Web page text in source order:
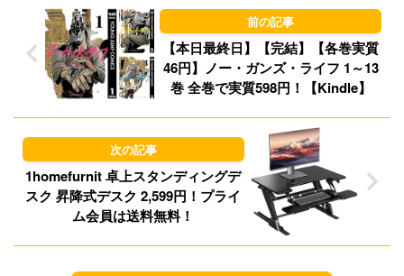
o
n
y
【本日最終日】【完結】【各巻実質
46円】ノー・ガンズ・ライフ 1～13
巻 全巻で実質598円！【Kindle】
1homefurnit 卓上スタンディングデ
スク 昇降式デスク 2,599円！プライ
ム会員は送料無料！